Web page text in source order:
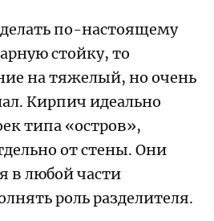
по-настоящему
стойку, то
на тяжелый, но очень
Кирпич идеально
типа «остров»,
от стены. Они
в любой части
роль разделителя.